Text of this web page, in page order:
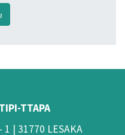
TTAPA
| 31770 LESAKA